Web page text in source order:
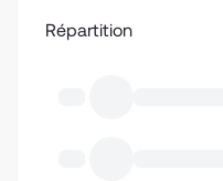
Répartition